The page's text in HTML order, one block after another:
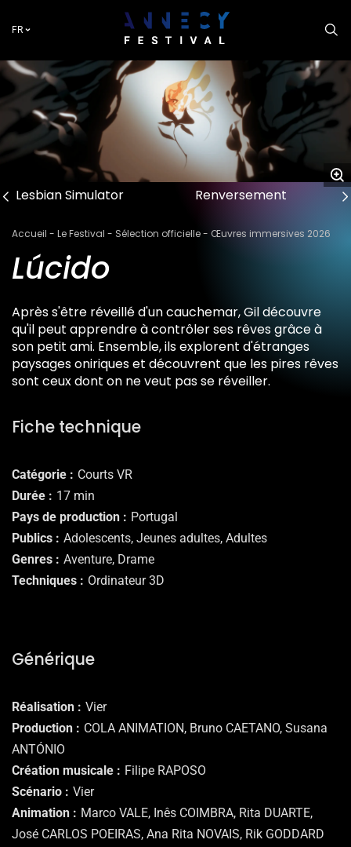
au
principal
FR
Lesbian Simulator Renversement
Fil
Accueil Le Festival Sélection officielle Œuvres immersives 2026
Lúcido
Après s'être réveillé d'un cauchemar, Gil découvre
qu'il peut apprendre à contrôler ses rêves grâce à
son petit ami. Ensemble, ils explorent d'étranges
paysages oniriques et découvrent que les pires rêves
sont ceux dont on ne veut pas se réveiller.
Fiche technique
Catégorie
Courts VR
Durée
17 min
Pays de production
Portugal
Publics
Adolescents, Jeunes adultes, Adultes
Genres
Aventure, Drame
Techniques
Ordinateur 3D
Générique
Réalisation
Vier
Production
COLA ANIMATION, Bruno CAETANO, Susana
ANTÓNIO
Création musicale
Filipe RAPOSO
Scénario
Vier
Animation
Marco VALE, Inês COIMBRA, Rita DUARTE,
José CARLOS POEIRAS, Ana Rita NOVAIS, Rik GODDARD